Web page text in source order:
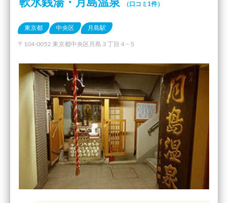
（口コミ1件）
東京都 中央区 月島駅
〒104-0052 東京都中央区月島３丁目４−５